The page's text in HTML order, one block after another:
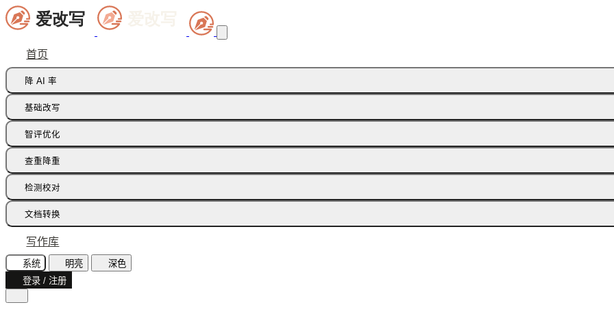
首页
降 AI 率
痕迹橡皮擦
多语种降痕
基础改写
同义词替换
智评优化
批注智改
查重降重
论文降重
检测校对
AI 文本检测(中文)
AI 文本检测(英文)
AI 图片检测
AI味诊断
文本纠错
文档转换
飞书文档
智能读文
文档识别
写作库
系统 明亮
深色
登录 / 注册